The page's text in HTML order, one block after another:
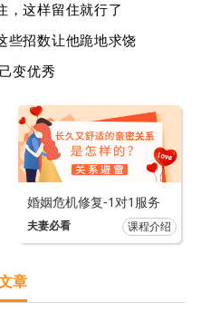
，这样留住就行了
些招数让他跪地求饶
变优秀
婚姻危机修复-1对1服务
夫妻必看 课程介绍
章